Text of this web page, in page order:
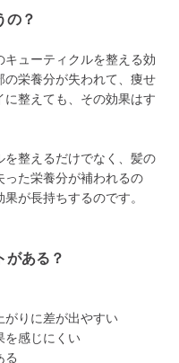
の？
ューティクルを整える効
栄養分が失われて、痩せ
整えても、その効果はす
整えるだけでなく、髪の
った栄養分が補われるの
が長持ちするのです。
がある？
がりに差が出やすい
を感じにくい
る